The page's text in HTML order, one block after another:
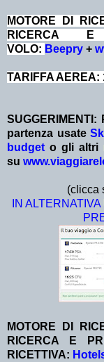
MOTORE DI
RICERCA
VOLO: Beepry +
TARIFFA AEREA:
partenza usate
budget o gli altri
su
(clicca
IN
MOTORE DI
RICERCA E
RICETTIVA: